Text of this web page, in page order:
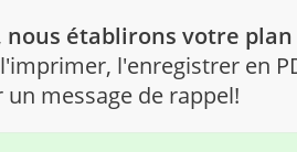
nous établirons votre
l'enregistrer en
un message de rappel!